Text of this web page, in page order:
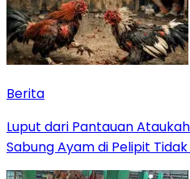
Berita
Luput dari Pantauan
Sabung Ayam di Pelipit